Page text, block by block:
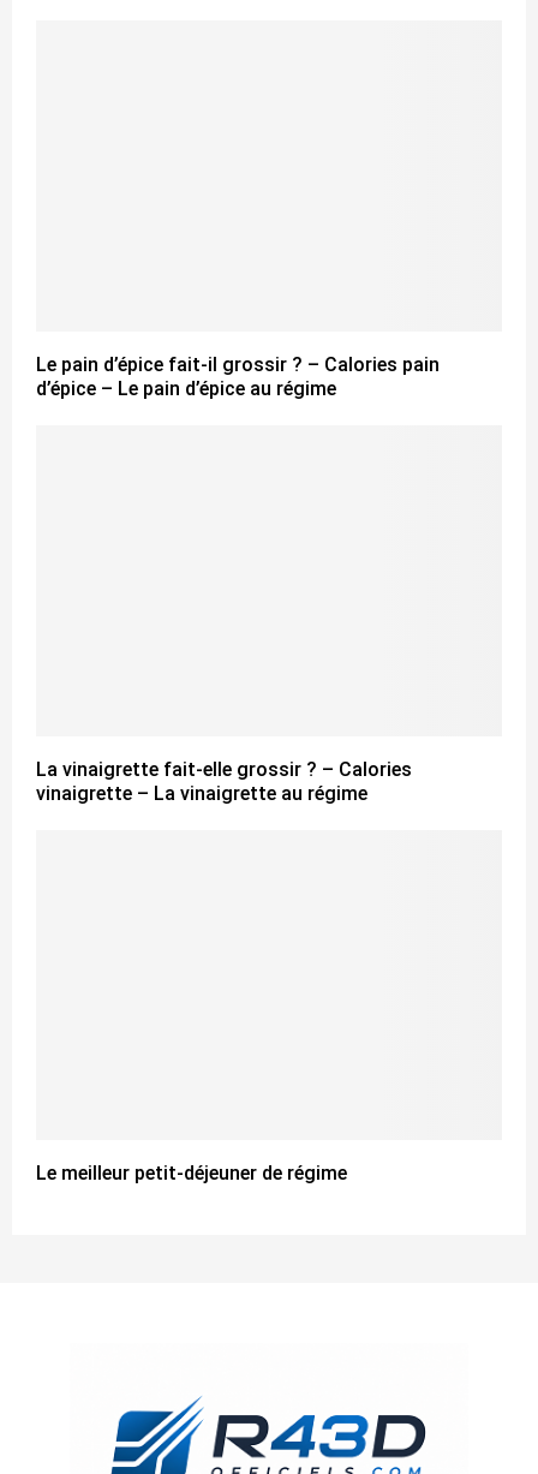
Le pain d’épice fait-il grossir ? – Calories pain
d’épice – Le pain d’épice au régime
La vinaigrette fait-elle grossir ? – Calories
vinaigrette – La vinaigrette au régime
Le meilleur petit-déjeuner de régime